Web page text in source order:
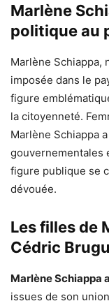
Marlène
politique au
Marlène Schiappa,
imposée dans le
figure
la citoyenneté.
Marlène Schiappa
gouvernementales
figure publique se
dévouée.
Les filles de
Cédric
Marlène Schiappa
issues de son